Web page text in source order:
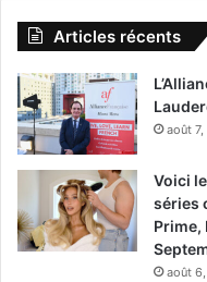
Articles récents
août
Voici
séries
Prime,
août